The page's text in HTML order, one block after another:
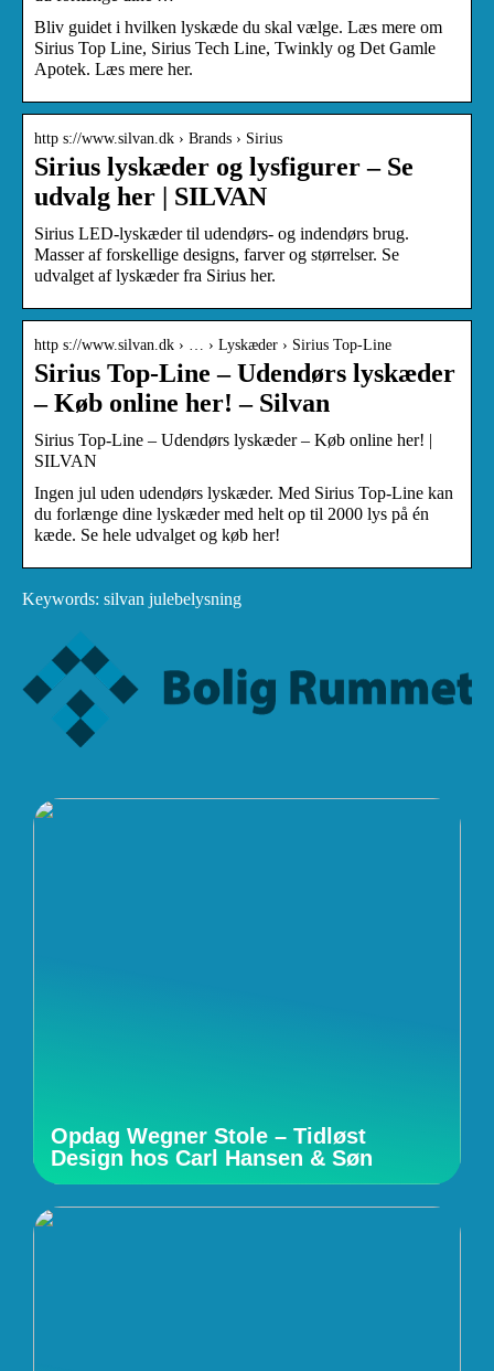
Bliv guidet i hvilken lyskæde du skal vælge. Læs mere om
Sirius Top Line, Sirius Tech Line, Twinkly og Det Gamle
Apotek. Læs mere her.
http s://www.silvan.dk › Brands › Sirius
Sirius lyskæder og lysfigurer – Se
udvalg her | SILVAN
Sirius LED-lyskæder til udendørs- og indendørs brug.
Masser af forskellige designs, farver og størrelser. Se
udvalget af lyskæder fra Sirius her.
http s://www.silvan.dk › … › Lyskæder › Sirius Top-Line
Sirius Top-Line – Udendørs lyskæder
– Køb online her! – Silvan
Sirius Top-Line – Udendørs lyskæder – Køb online her! |
SILVAN
Ingen jul uden udendørs lyskæder. Med Sirius Top-Line kan
du forlænge dine lyskæder med helt op til 2000 lys på én
kæde. Se hele udvalget og køb her!
Keywords: silvan julebelysning
Opdag Wegner Stole – Tidløst
Design hos Carl Hansen & Søn